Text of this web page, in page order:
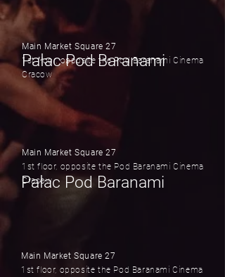
Main Market Square 27
1st floor, opposite the Pod Baranami Cinema
Cracow
Pałac Pod Baranami
Main Market Square 27
1st floor, opposite the Pod Baranami Cinema
Cracow
Pałac Pod Baranami
Main Market Square 27
1st floor, opposite the Pod Baranami Cinema